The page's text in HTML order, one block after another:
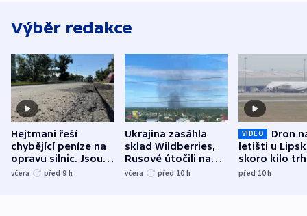
Výběr redakce
Hejtmani řeší
chybějící peníze na
opravu silnic. Jsou
nenárokové, namítá
včera před 9 h
Ukrajina zasáhla
sklad Wildberries,
Rusové útočili na
trh, hasiče či
včera před 10 h
VIDEO
Dron
letišti u
skoro kilo
indicie
před 10h